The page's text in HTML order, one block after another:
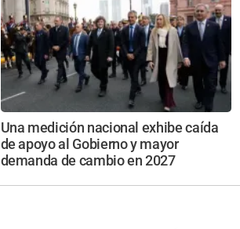
Una medición nacional exhibe caída
de apoyo al Gobierno y mayor
demanda de cambio en 2027